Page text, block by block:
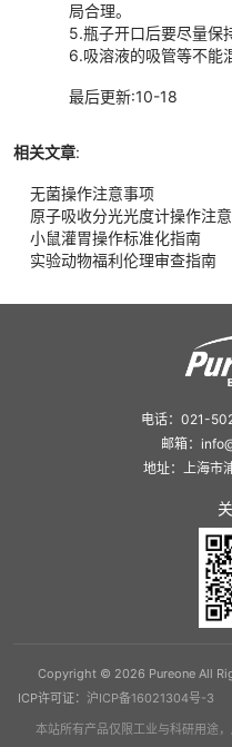
局合理。
5.瓶子开口后要尽量保
6.吸溶液的吸管等不能
最后更新:10-18
相关文章:
无菌操作注意事项
原子吸收分光光度计操作注
小鼠灌胃操作标准化指南
实验动物福利伦理审查指南
电话：021-
邮箱：
地址：上海市
Copyright © 2026 Pureone All
ICP许可证： 沪ICP备16021304号-3
本站所有产品仅限工业与科研用途